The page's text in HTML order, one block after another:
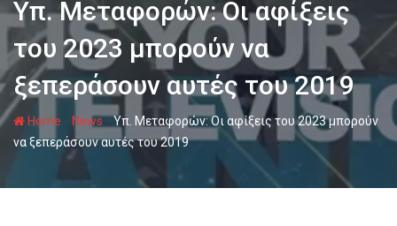
Υπ. Μεταφορών: Oι αφίξεις
του 2023 μπορούν να
ξεπεράσουν αυτές του 2019
Home - News-Υπ. Μεταφορών: Oι αφίξεις του 2023 μπορούν
να ξεπεράσουν αυτές του 2019